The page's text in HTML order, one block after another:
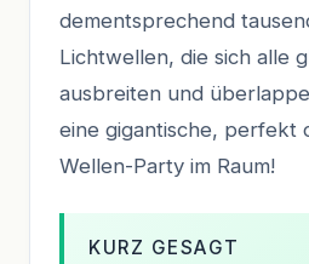
dementsprechend
Lichtwellen, die sich alle
ausbreiten und
eine gigantische, perfekt
Wellen-Party im Raum!
KURZ GESAGT